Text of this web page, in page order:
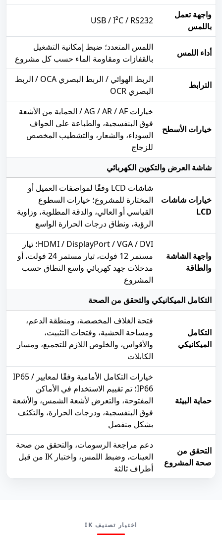
واجهة تعمل
باللمس
USB / I²C / RS232
أداء اللمس
اللمس المتعدد؛ ضبط إمكانية التشغيل
بالقفازات ومقاومة الماء حسب كل مشروع
الترابط
الربط الهوائي / الربط البصري OCA / الربط
البصري OCR
خيارات الأسطح
خيارات AG / AR / AF / الحماية من الأشعة
فوق البنفسجية، والطباعة على الحواف
السوداء، والشعار، والتشطيب المخصص
للزجاج
شاشة العرض والتكوين الكهربائي
خيارات شاشات
LCD
شاشات LCD وفقًا لمواصفات العميل أو
المختارة للمشروع؛ خيارات السطوع
القياسي أو العالي، والدقة المطلوبة، وزاوية
الرؤية، ونطاق درجات الحرارة الواسع
واجهة الشاشة
والطاقة
HDMI / DisplayPort / VGA / DVI؛ تيار
مستمر 12 فولت، تيار مستمر 24 فولت، أو
مدخلات جهد كهربائي واسع النطاق حسب
المشروع
التكامل الميكانيكي والتحقق من الصحة
التكامل
الميكانيكي
فتحة الغلاف المخصصة، ومنطقة الدعم،
ومساحة الحشية، وفتحات التثبيت،
والأقواس، والخلوص اللازم للتجميع، ومسار
الكابلات
حماية البيئة
خيارات التكامل الأمامية وفقًا لمعايير IP65 /
IP66؛ تم تقييم الاستخدام في الأماكن
المفتوحة، والتعرض لأشعة الشمس، والأشعة
فوق البنفسجية، ودرجات الحرارة، والتكثف
بشكل منفصل
التحقق من
صحة المشروع
دعم مراجعة الرسومات، والتحقق من صحة
العينات، وضبط اللمس، واختبار IK من قبل
أطراف ثالثة
اختيار تصنيف IK